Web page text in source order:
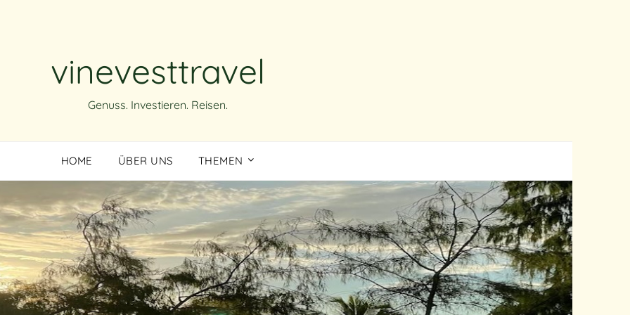
vinevesttravel
Genuss. Investieren. Reisen.
HOME ÜBER UNS THEMEN